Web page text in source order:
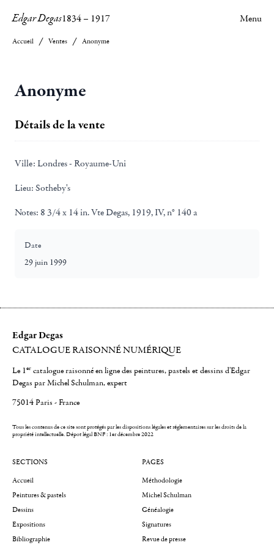
Edgar Degas1834– 1917 Menu
Accueil Ventes Anonyme
Anonyme
Détails de la vente
Ville: Londres - Royaume-Uni
Lieu: Sotheby's
Notes: 8 3/4 x 14 in. Vte Degas, 1919, IV, n° 140 a
Date
29 juin 1999
Edgar Degas
CATALOGUE RAISONNÉ NUMÉRIQUE
Le 1er catalogue raisonné en ligne des peintures, pastels et dessins d'Edgar
Degas par Michel Schulman, expert
75014 Paris - France
Tous les contenus de ce site sont protégés par les dispositions légales et réglementaires sur les droits de la
propriété intellectuelle.Dépot légal BNF : 1er décembre 2022
SECTIONS
Accueil
Peintures & pastels
Dessins
Expositions
Bibliographie
PAGES
Méthodologie
Michel Schulman
Généalogie
Signatures
Revue de presse